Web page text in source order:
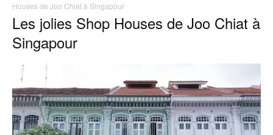
Singapore
Houses de Joo Chiat à Singapour
Les jolies Shop Houses de Joo Chiat à
Singapour